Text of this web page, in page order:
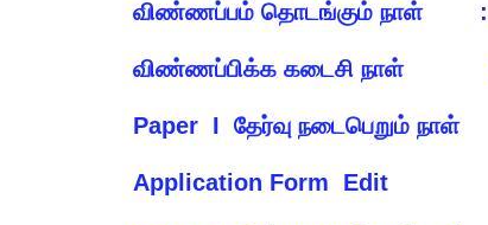
விண்ணப்பம் தொடங்கும்
விண்ணப்பிக்க கடைசி
Paper I தேர்வு நடைபெறும்
Application Form